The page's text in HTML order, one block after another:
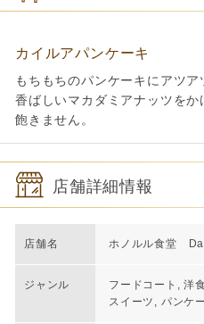
カイルアパンケーキ
もちもちのパンケーキにアツ
香ばしいマカダミアナッツを
飽きません。
店舗詳細情報
店舗名 ホノルル食堂
ジャンル
フードコート, 洋
スイーツ, パンケ